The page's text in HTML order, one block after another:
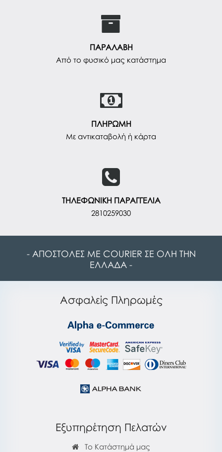
ΠΑΡΑΛΑΒΗ
Από το φυσικό μας κατάστημα
ΠΛΗΡΩΜΗ
Με αντικαταβολή ή κάρτα
ΤΗΛΕΦΩΝΙΚΗ ΠΑΡΑΓΓΕΛΙΑ
2810259030
- ΑΠΟΣΤΟΛΕΣ ΜΕ COURIER ΣΕ ΟΛΗ ΤΗΝ
ΕΛΛΑΔΑ -
Ασφαλείς Πληρωμές
Εξυπηρέτηση Πελατών
Το Κατάστημά μας